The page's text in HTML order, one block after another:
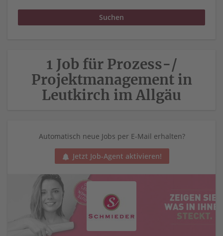
1 Job für Prozess-/
Projektmanagement in
Leutkirch im Allgäu
Automatisch neue Jobs per E-Mail erhalten?
Jetzt Job-Agent aktivieren!